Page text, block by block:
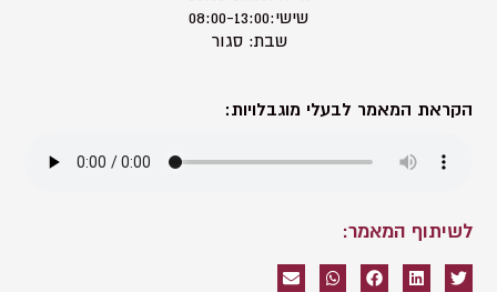
שישי:08:00-13:00
שבת: סגור
הקראת המאמר לבעלי מוגבלויות:
לשיתוף המאמר: